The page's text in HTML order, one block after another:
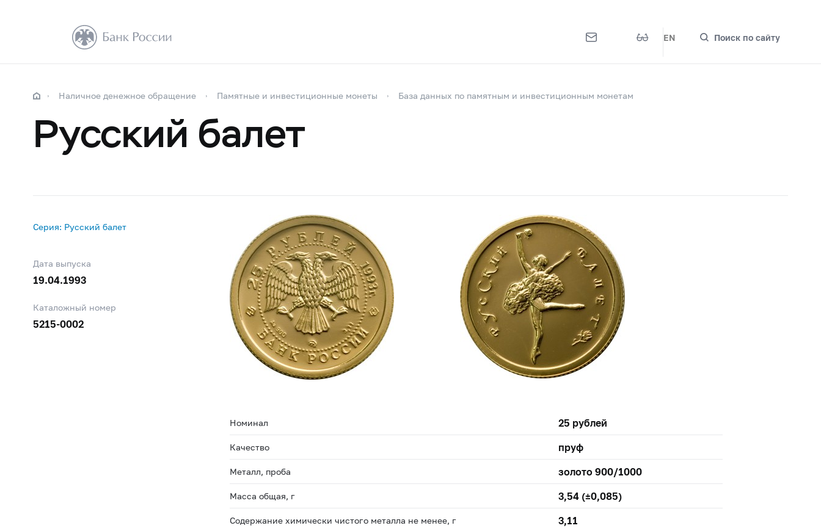
EN Поиск по сайту
Наличное денежное обращение Памятные и инвестиционные монеты База данных по памятным и инвестиционным монетам
Русский балет
Серия: Русский балет
Дата выпуска
19.04.1993
Каталожный номер
5215-0002
Номинал 25 рублей
Качество пруф
Металл, проба золото 900/1000
Масса общая, г 3,54 (±0,085)
Содержание химически чистого металла не менее, г 3,11